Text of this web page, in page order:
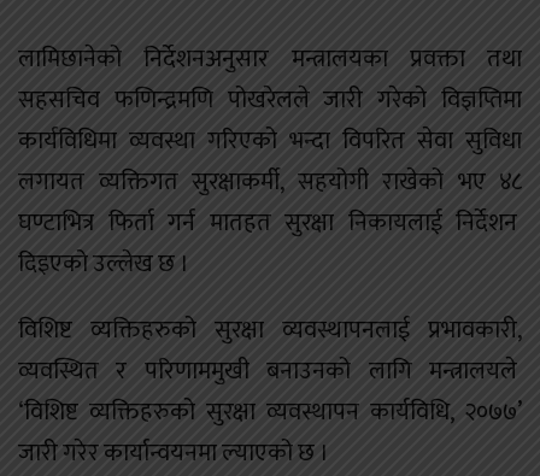
लामिछानेको निर्देशनअनुसार मन्त्रालयका प्रवक्ता तथा
सहसचिव फणिन्द्रमणि पोखरेलले जारी गरेको विज्ञप्तिमा
कार्यविधिमा व्यवस्था गरिएको भन्दा विपरित सेवा सुविधा
लगायत व्यक्तिगत सुरक्षाकर्मी, सहयोगी राखेको भए ४८
घण्टाभित्र फिर्ता गर्न मातहत सुरक्षा निकायलाई निर्देशन
दिइएको उल्लेख छ ।
विशिष्ट व्यक्तिहरुको सुरक्षा व्यवस्थापनलाई प्रभावकारी,
व्यवस्थित र परिणाममुखी बनाउनको लागि मन्त्रालयले
‘विशिष्ट व्यक्तिहरुको सुरक्षा व्यवस्थापन कार्यविधि, २०७७’
जारी गरेर कार्यान्वयनमा ल्याएको छ ।